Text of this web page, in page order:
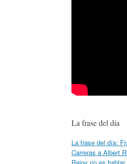
La frase del día
La frase del día:
Carreras a Albert